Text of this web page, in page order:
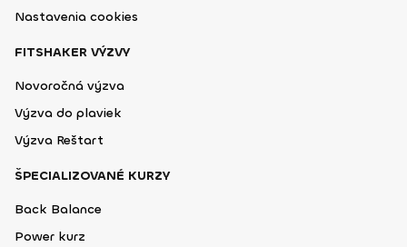
Nastavenia cookies
FITSHAKER VÝZVY
Novoročná výzva
Výzva do plaviek
Výzva Reštart
ŠPECIALIZOVANÉ KURZY
Back Balance
Power kurz